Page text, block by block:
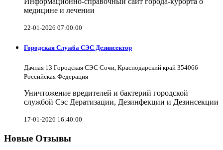
медицине и лечении
22-01-2026 07:00:00
Городская Служба СЭС Дезинсектор
Дачная 13 Городская СЭС Сочи, Краснодарский край 354066
Российская Федерация
Уничтожение вредителей и бактерий городской
службой Сэс Дератизации, Дезинфекции и Дезинсекции
17-01-2026 16:40:00
Новые Отзывы